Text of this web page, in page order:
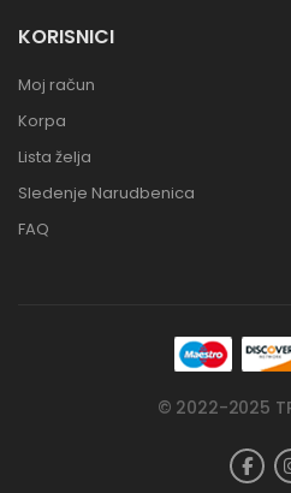
KORISNICI
Moj račun
Korpa
Lista želja
Sledenje Narudbenica
FAQ
© 2022-2025